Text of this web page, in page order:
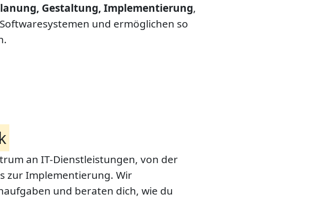
Gestaltung, Implementierung,
und ermöglichen so
an IT-Dienstleistungen, von der
zur Implementierung. Wir
und beraten dich, wie du